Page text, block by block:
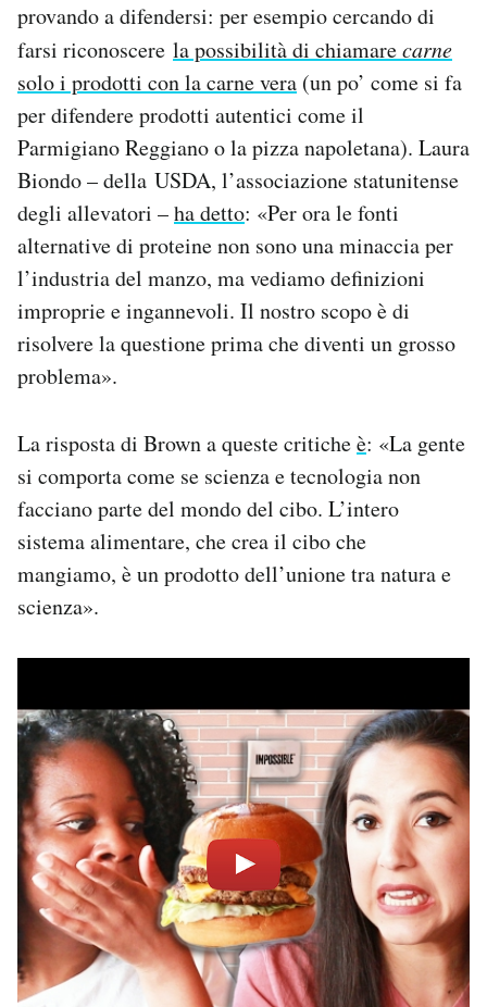
provando a difendersi: per esempio cercando di
farsi riconoscere la possibilità di chiamarecarne
solo i prodotti con la carne vera (un po’ come si fa
per difendere prodotti autentici come il
Parmigiano Reggiano o la pizza napoletana). Laura
Biondo – della USDA, l’associazione statunitense
degli allevatori –ha detto: «Per ora le fonti
alternative di proteine non sono una minaccia per
l’industria del manzo, ma vediamo definizioni
improprie e ingannevoli. Il nostro scopo è di
risolvere la questione prima che diventi un grosso
problema».
La risposta di Brown a queste criticheè: «La gente
si comporta come se scienza e tecnologia non
facciano parte del mondo del cibo. L’intero
sistema alimentare, che crea il cibo che
mangiamo, è un prodotto dell’unione tra natura e
scienza».